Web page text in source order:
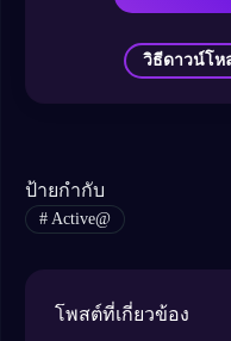
วิธีดาวน์โห
ป้ายกำกับ
#Active@
โพสต์ที่เกี่ยวข้อง